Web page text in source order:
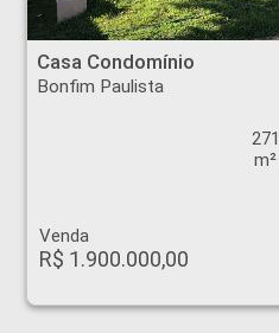
Casa Condomínio - Bonfim Paulista - Ribeirão Preto
Casa Condomínio
Bonfim Paulista
271
m²
Venda
R$ 1.900.000,00